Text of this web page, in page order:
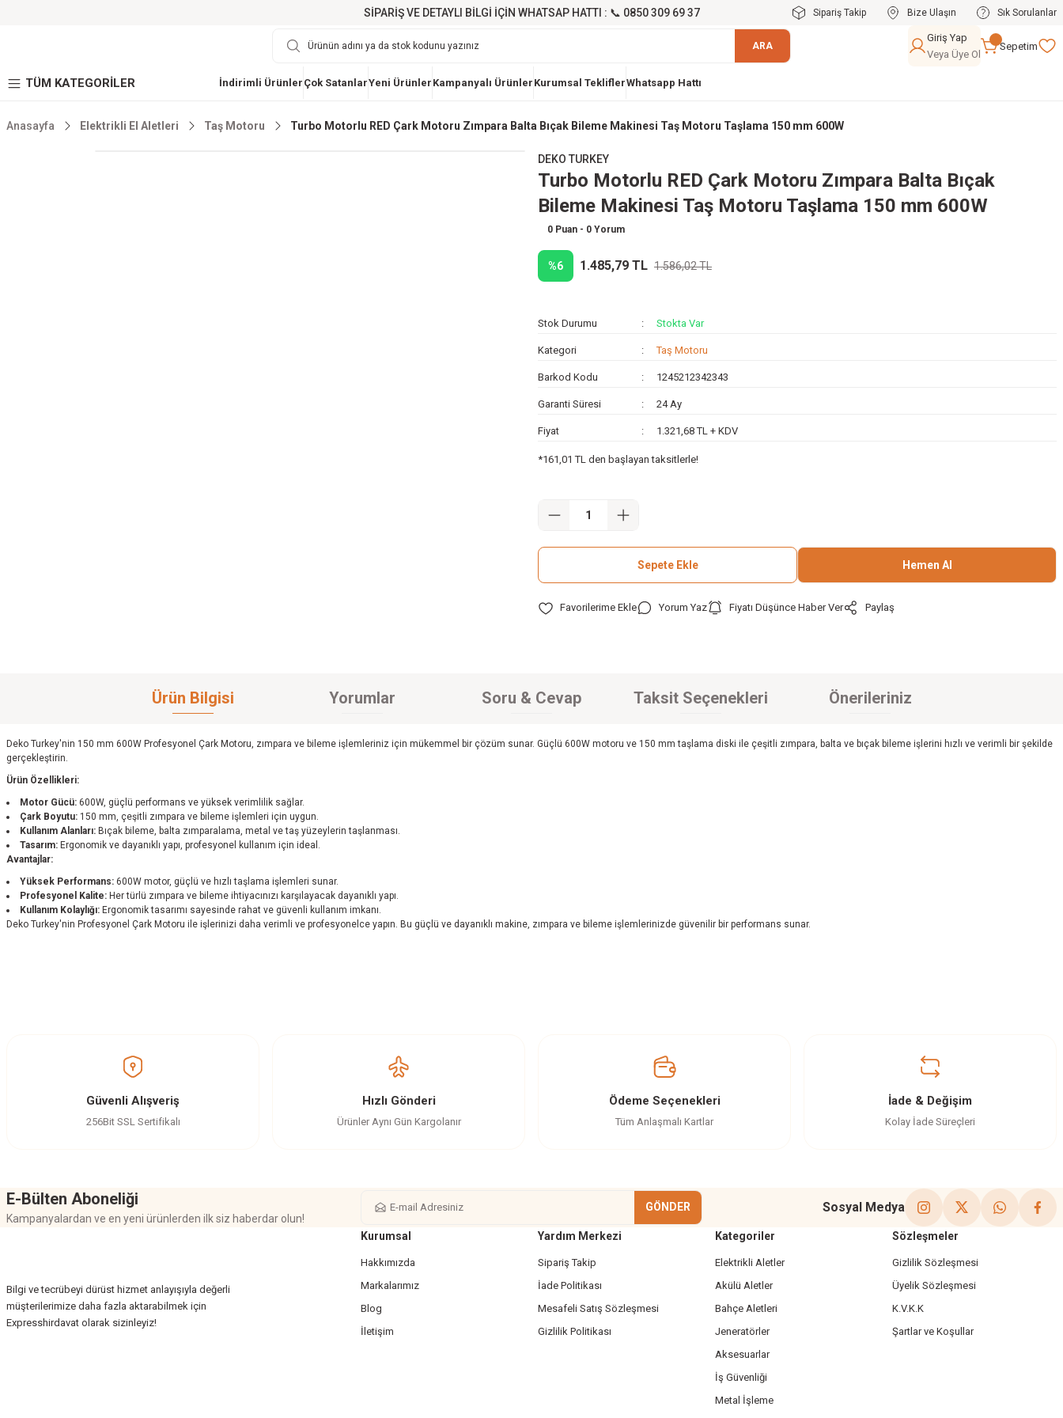
SİPARİŞ VE DETAYLI BİLGİ İÇİN WHATSAP HATTI : 📞 0850 309 69 37 Sipariş Takip Bize Ulaşın Sık Sorulanlar
ARA
Giriş Yap
Veya Üye Ol
Sepetim
TÜM KATEGORİLER İndirimli Ürünler Çok SatanlarYeni Ürünler Kampanyalı Ürünler Kurumsal TekliflerWhatsapp Hattı
Anasayfa Elektrikli El Aletleri Taş Motoru Turbo Motorlu RED Çark Motoru Zımpara Balta Bıçak Bileme Makinesi Taş Motoru Taşlama 150 mm 600W
DEKO TURKEY
Turbo Motorlu RED Çark Motoru Zımpara Balta Bıçak
Bileme Makinesi Taş Motoru Taşlama 150 mm 600W
0 Puan - 0 Yorum
%6 1.485,79 TL 1.586,02 TL
Stok Durumu Stokta Var
Kategori Taş Motoru
Barkod Kodu 1245212342343
Garanti Süresi 24 Ay
Fiyat 1.321,68 TL + KDV
*161,01 TL den başlayan taksitlerle!
Sepete Ekle Hemen Al
Yorum Yaz Fiyatı Düşünce Haber Ver Paylaş
Ürün Bilgisi Yorumlar Soru & Cevap Taksit Seçenekleri Önerileriniz
Deko Turkey'nin 150 mm 600W Profesyonel Çark Motoru, zımpara ve bileme işlemleriniz için mükemmel bir çözüm sunar. Güçlü 600W motoru ve 150 mm taşlama diski ile çeşitli zımpara, balta ve bıçak bileme işlerini hızlı ve verimli bir şekilde
gerçekleştirin.
Ürün Özellikleri:
Motor Gücü: 600W, güçlü performans ve yüksek verimlilik sağlar.
Çark Boyutu: 150 mm, çeşitli zımpara ve bileme işlemleri için uygun.
Kullanım Alanları: Bıçak bileme, balta zımparalama, metal ve taş yüzeylerin taşlanması.
Tasarım: Ergonomik ve dayanıklı yapı, profesyonel kullanım için ideal.
Avantajlar:
Yüksek Performans: 600W motor, güçlü ve hızlı taşlama işlemleri sunar.
Profesyonel Kalite: Her türlü zımpara ve bileme ihtiyacınızı karşılayacak dayanıklı yapı.
Kullanım Kolaylığı: Ergonomik tasarımı sayesinde rahat ve güvenli kullanım imkanı.
Deko Turkey'nin Profesyonel Çark Motoru ile işlerinizi daha verimli ve profesyonelce yapın. Bu güçlü ve dayanıklı makine, zımpara ve bileme işlemlerinizde güvenilir bir performans sunar.
Ürün açıklamasında eksik bilgiler bulunuyor.
Gönder
Güvenli Alışveriş
256Bit SSL Sertifikalı
Hızlı Gönderi
Ürünler Aynı Gün Kargolanır
Ödeme Seçenekleri
Tüm Anlaşmalı Kartlar
İade & Değişim
Kolay İade Süreçleri
E-Bülten Aboneliği
Kampanyalardan ve en yeni ürünlerden ilk siz haberdar olun!
GÖNDER Sosyal Medya
Bilgi ve tecrübeyi dürüst hizmet anlayışıyla değerli
müşterilerimize daha fazla aktarabilmek için
Expresshirdavat olarak sizinleyiz!
Kurumsal
Hakkımızda
Markalarımız
Blog
İletişim
Yardım Merkezi
Sipariş Takip
İade Politikası
Mesafeli Satış Sözleşmesi
Gizlilik Politikası
Kategoriler
Elektrikli Aletler
Akülü Aletler
Bahçe Aletleri
Jeneratörler
Aksesuarlar
İş Güvenliği
Metal İşleme
Sözleşmeler
Gizlilik Sözleşmesi
Üyelik Sözleşmesi
K.V.K.K
Şartlar ve Koşullar